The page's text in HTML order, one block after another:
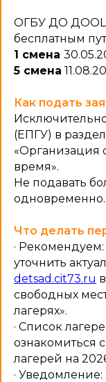
ОГБУ ДО ДООЦ
бесплатным
1 смена
5 смена
Как подать
(ЕПГУ) в
«Организация
время».
Не подавать
одновременно.
Что делать
·
уточнить
detsad.cit73.ru
свободных
лагерях».
· Список
ознакомиться
лагерей на
· Уведомление: